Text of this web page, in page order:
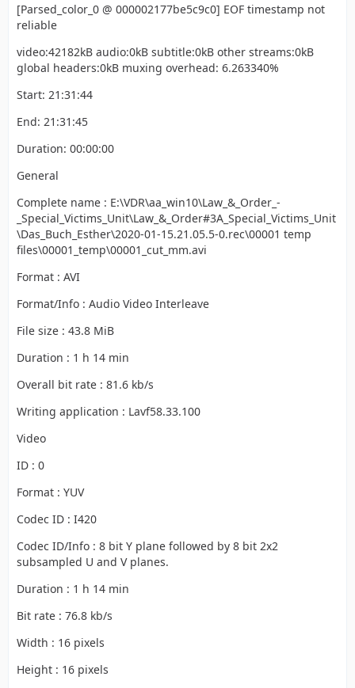
[Parsed_color_0 @ 000002177be5c9c0] EOF timestamp not
reliable
video:42182kB audio:0kB subtitle:0kB other streams:0kB
global headers:0kB muxing overhead: 6.263340%
Start: 21:31:44
End: 21:31:45
Duration: 00:00:00
General
Complete name : E:\VDR\aa_win10\Law_&_Order_-
_Special_Victims_Unit\Law_&_Order#3A_Special_Victims_Unit
\Das_Buch_Esther\2020-01-15.21.05.5-0.rec\00001 temp
files\00001_temp\00001_cut_mm.avi
Format : AVI
Format/Info : Audio Video Interleave
File size : 43.8 MiB
Duration : 1 h 14 min
Overall bit rate : 81.6 kb/s
Writing application : Lavf58.33.100
Video
ID : 0
Format : YUV
Codec ID : I420
Codec ID/Info : 8 bit Y plane followed by 8 bit 2x2
subsampled U and V planes.
Duration : 1 h 14 min
Bit rate : 76.8 kb/s
Width : 16 pixels
Height : 16 pixels